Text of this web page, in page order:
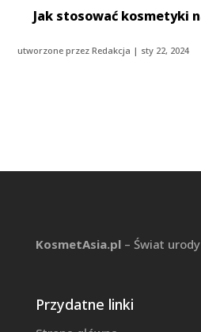
Jak stosować kosmetyki
utworzone przezRedakcja | sty 22, 2024
KosmetAsia.pl– Świat
Przydatne linki